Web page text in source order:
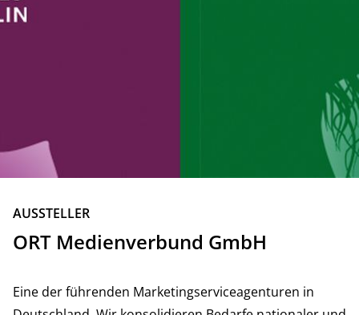
ZURÜCK
AUSSTELLER
ORT Medienverbund GmbH
Eine der führenden Marketingserviceagenturen in